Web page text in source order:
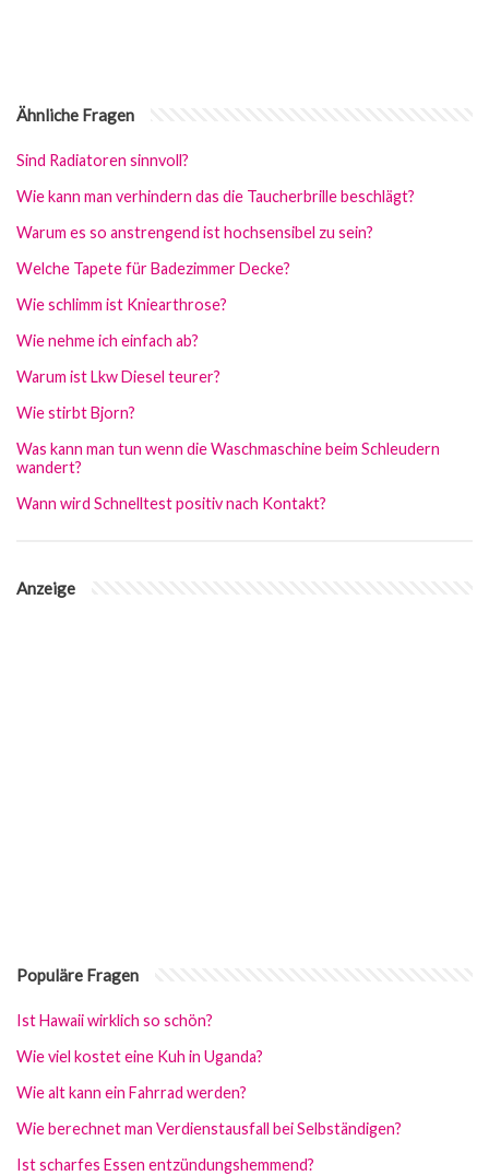
Ähnliche Fragen
Sind Radiatoren sinnvoll?
Wie kann man verhindern das die Taucherbrille beschlägt?
Warum es so anstrengend ist hochsensibel zu sein?
Welche Tapete für Badezimmer Decke?
Wie schlimm ist Kniearthrose?
Wie nehme ich einfach ab?
Warum ist Lkw Diesel teurer?
Wie stirbt Bjorn?
Was kann man tun wenn die Waschmaschine beim Schleudern
wandert?
Wann wird Schnelltest positiv nach Kontakt?
Anzeige
Populäre Fragen
Ist Hawaii wirklich so schön?
Wie viel kostet eine Kuh in Uganda?
Wie alt kann ein Fahrrad werden?
Wie berechnet man Verdienstausfall bei Selbständigen?
Ist scharfes Essen entzündungshemmend?